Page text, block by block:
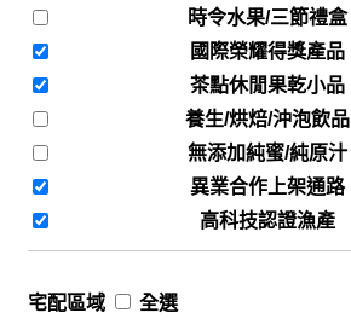
時令水果/三節禮盒
國際榮耀得獎產品
茶點休閒果乾小品
養生/烘焙/沖泡飲品
無添加純蜜/純原汁
異業合作上架通路
高科技認證漁產
宅配區域 全選